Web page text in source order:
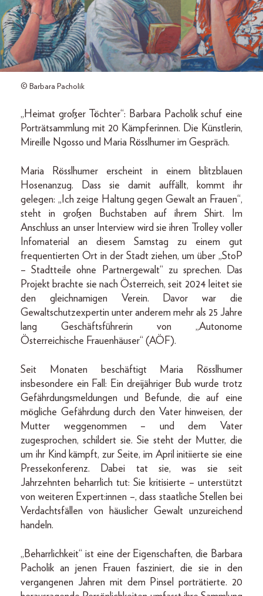
© Barbara Pacholik
„Heimat großer Töchter“: Barbara Pacholik schuf eine
Porträtsammlung mit 20 Kämpferinnen. Die Künstlerin,
Mireille Ngosso und Maria Rösslhumer im Gespräch.
Maria Rösslhumer erscheint in einem blitzblauen
Hosenanzug. Dass sie damit auffällt, kommt ihr
gelegen: „Ich zeige Haltung gegen Gewalt an Frauen“,
steht in großen Buchstaben auf ihrem Shirt. Im
Anschluss an unser Interview wird sie ihren Trolley voller
Infomaterial an diesem Samstag zu einem gut
frequentierten Ort in der Stadt ziehen, um über „StoP
– Stadtteile ohne Partnergewalt“ zu sprechen. Das
Projekt brachte sie nach Österreich, seit 2024 leitet sie
den gleichnamigen Verein. Davor war die
Gewaltschutzexpertin unter anderem mehr als 25 Jahre
lang Geschäftsführerin von „Autonome
Österreichische Frauenhäuser“ (AÖF).
Seit Monaten beschäftigt Maria Rösslhumer
insbesondere ein Fall: Ein dreijähriger Bub wurde trotz
Gefährdungsmeldungen und Befunde, die auf eine
mögliche Gefährdung durch den Vater hinweisen, der
Mutter weggenommen – und dem Vater
zugesprochen, schildert sie. Sie steht der Mutter, die
um ihr Kind kämpft, zur Seite, im April initiierte sie eine
Pressekonferenz. Dabei tat sie, was sie seit
Jahrzehnten beharrlich tut: Sie kritisierte – unterstützt
von weiteren Expert:innen –, dass staatliche Stellen bei
Verdachtsfällen von häuslicher Gewalt unzureichend
handeln.
„Beharrlichkeit“ ist eine der Eigenschaften, die Barbara
Pacholik an jenen Frauen fasziniert, die sie in den
vergangenen Jahren mit dem Pinsel porträtierte. 20